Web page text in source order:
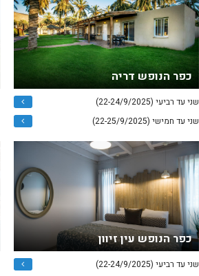
כפר הנופש דריה
שני עד רביעי (22-24/9/2025)
שני עד חמישי (22-25/9/2025)
כפר הנופש עין זיוון
שני עד רביעי (22-24/9/2025)